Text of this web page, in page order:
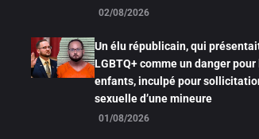
02/08/2026
Un élu républicain, qui
LGBTQ+ comme un danger pour
enfants, inculpé pour
sexuelle d’une mineure
01/08/2026